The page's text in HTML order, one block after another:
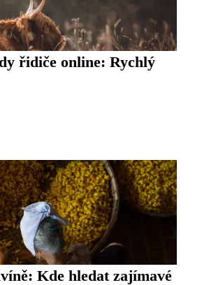
řidiče online: Rychlý
Kde hledat zajímavé